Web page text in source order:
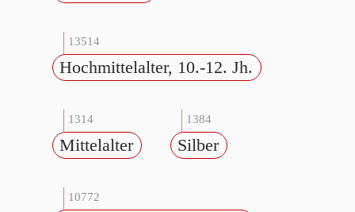
13514
Hochmittelalter, 10.-12. Jh.
1314
Mittelalter
1384
Silber
10772